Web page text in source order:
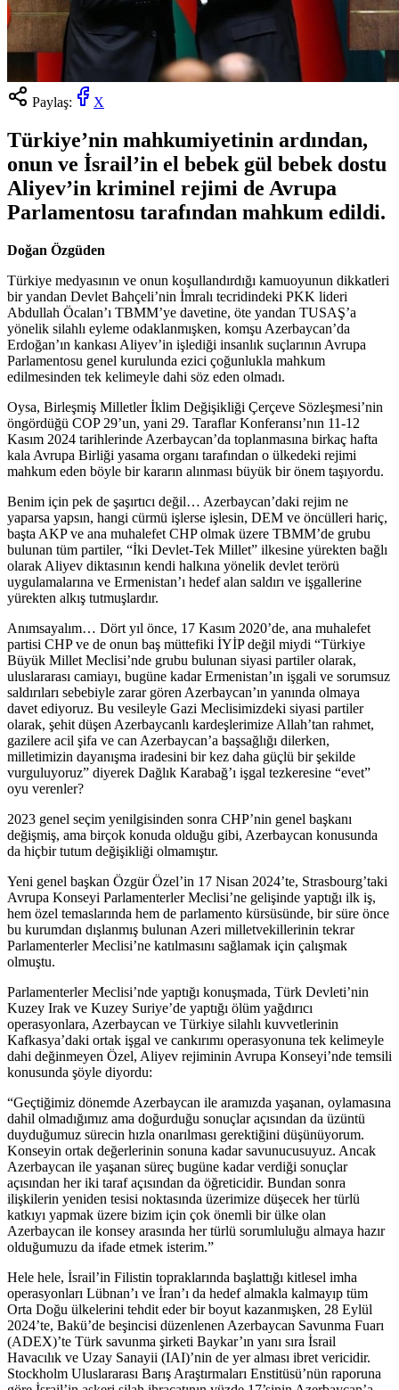
Paylaş: X
Türkiye’nin mahkumiyetinin ardından,
onun ve İsrail’in el bebek gül bebek dostu
Aliyev’in kriminel rejimi de Avrupa
Parlamentosu tarafından mahkum edildi.
Doğan Özgüden
Türkiye medyasının ve onun koşullandırdığı kamuoyunun dikkatleri
bir yandan Devlet Bahçeli’nin İmralı tecridindeki PKK lideri
Abdullah Öcalan’ı TBMM’ye davetine, öte yandan TUSAŞ’a
yönelik silahlı eyleme odaklanmışken, komşu Azerbaycan’da
Erdoğan’ın kankası Aliyev’in işlediği insanlık suçlarının Avrupa
Parlamentosu genel kurulunda ezici çoğunlukla mahkum
edilmesinden tek kelimeyle dahi söz eden olmadı.
Oysa, Birleşmiş Milletler İklim Değişikliği Çerçeve Sözleşmesi’nin
öngördüğü COP 29’un, yani 29. Taraflar Konferansı’nın 11-12
Kasım 2024 tarihlerinde Azerbaycan’da toplanmasına birkaç hafta
kala Avrupa Birliği yasama organı tarafından o ülkedeki rejimi
mahkum eden böyle bir kararın alınması büyük bir önem taşıyordu.
Benim için pek de şaşırtıcı değil… Azerbaycan’daki rejim ne
yaparsa yapsın, hangi cürmü işlerse işlesin, DEM ve öncülleri hariç,
başta AKP ve ana muhalefet CHP olmak üzere TBMM’de grubu
bulunan tüm partiler, “İki Devlet-Tek Millet” ilkesine yürekten bağlı
olarak Aliyev diktasının kendi halkına yönelik devlet terörü
uygulamalarına ve Ermenistan’ı hedef alan saldırı ve işgallerine
yürekten alkış tutmuşlardır.
Anımsayalım… Dört yıl önce, 17 Kasım 2020’de, ana muhalefet
partisi CHP ve de onun baş müttefiki İYİP değil miydi “Türkiye
Büyük Millet Meclisi’nde grubu bulunan siyasi partiler olarak,
uluslararası camiayı, bugüne kadar Ermenistan’ın işgali ve sorumsuz
saldırıları sebebiyle zarar gören Azerbaycan’ın yanında olmaya
davet ediyoruz. Bu vesileyle Gazi Meclisimizdeki siyasi partiler
olarak, şehit düşen Azerbaycanlı kardeşlerimize Allah’tan rahmet,
gazilere acil şifa ve can Azerbaycan’a başsağlığı dilerken,
milletimizin dayanışma iradesini bir kez daha güçlü bir şekilde
vurguluyoruz” diyerek Dağlık Karabağ’ı işgal tezkeresine “evet”
oyu verenler?
2023 genel seçim yenilgisinden sonra CHP’nin genel başkanı
değişmiş, ama birçok konuda olduğu gibi, Azerbaycan konusunda
da hiçbir tutum değişikliği olmamıştır.
Yeni genel başkan Özgür Özel’in 17 Nisan 2024’te, Strasbourg’taki
Avrupa Konseyi Parlamenterler Meclisi’ne gelişinde yaptığı ilk iş,
hem özel temaslarında hem de parlamento kürsüsünde, bir süre önce
bu kurumdan dışlanmış bulunan Azeri milletvekillerinin tekrar
Parlamenterler Meclisi’ne katılmasını sağlamak için çalışmak
olmuştu.
Parlamenterler Meclisi’nde yaptığı konuşmada, Türk Devleti’nin
Kuzey Irak ve Kuzey Suriye’de yaptığı ölüm yağdırıcı
operasyonlara, Azerbaycan ve Türkiye silahlı kuvvetlerinin
Kafkasya’daki ortak işgal ve cankırımı operasyonuna tek kelimeyle
dahi değinmeyen Özel, Aliyev rejiminin Avrupa Konseyi’nde temsili
konusunda şöyle diyordu:
“Geçtiğimiz dönemde Azerbaycan ile aramızda yaşanan, oylamasına
dahil olmadığımız ama doğurduğu sonuçlar açısından da üzüntü
duyduğumuz sürecin hızla onarılması gerektiğini düşünüyorum.
Konseyin ortak değerlerinin sonuna kadar savunucusuyuz. Ancak
Azerbaycan ile yaşanan süreç bugüne kadar verdiği sonuçlar
açısından her iki taraf açısından da öğreticidir. Bundan sonra
ilişkilerin yeniden tesisi noktasında üzerimize düşecek her türlü
katkıyı yapmak üzere bizim için çok önemli bir ülke olan
Azerbaycan ile konsey arasında her türlü sorumluluğu almaya hazır
olduğumuzu da ifade etmek isterim.”
Hele hele, İsrail’in Filistin topraklarında başlattığı kitlesel imha
operasyonları Lübnan’ı ve İran’ı da hedef almakla kalmayıp tüm
Orta Doğu ülkelerini tehdit eder bir boyut kazanmışken, 28 Eylül
2024’te, Bakü’de beşincisi düzenlenen Azerbaycan Savunma Fuarı
(ADEX)’te Türk savunma şirketi Baykar’ın yanı sıra İsrail
Havacılık ve Uzay Sanayii (IAI)’nin de yer alması ibret vericidir.
Stockholm Uluslararası Barış Araştırmaları Enstitüsü’nün raporuna